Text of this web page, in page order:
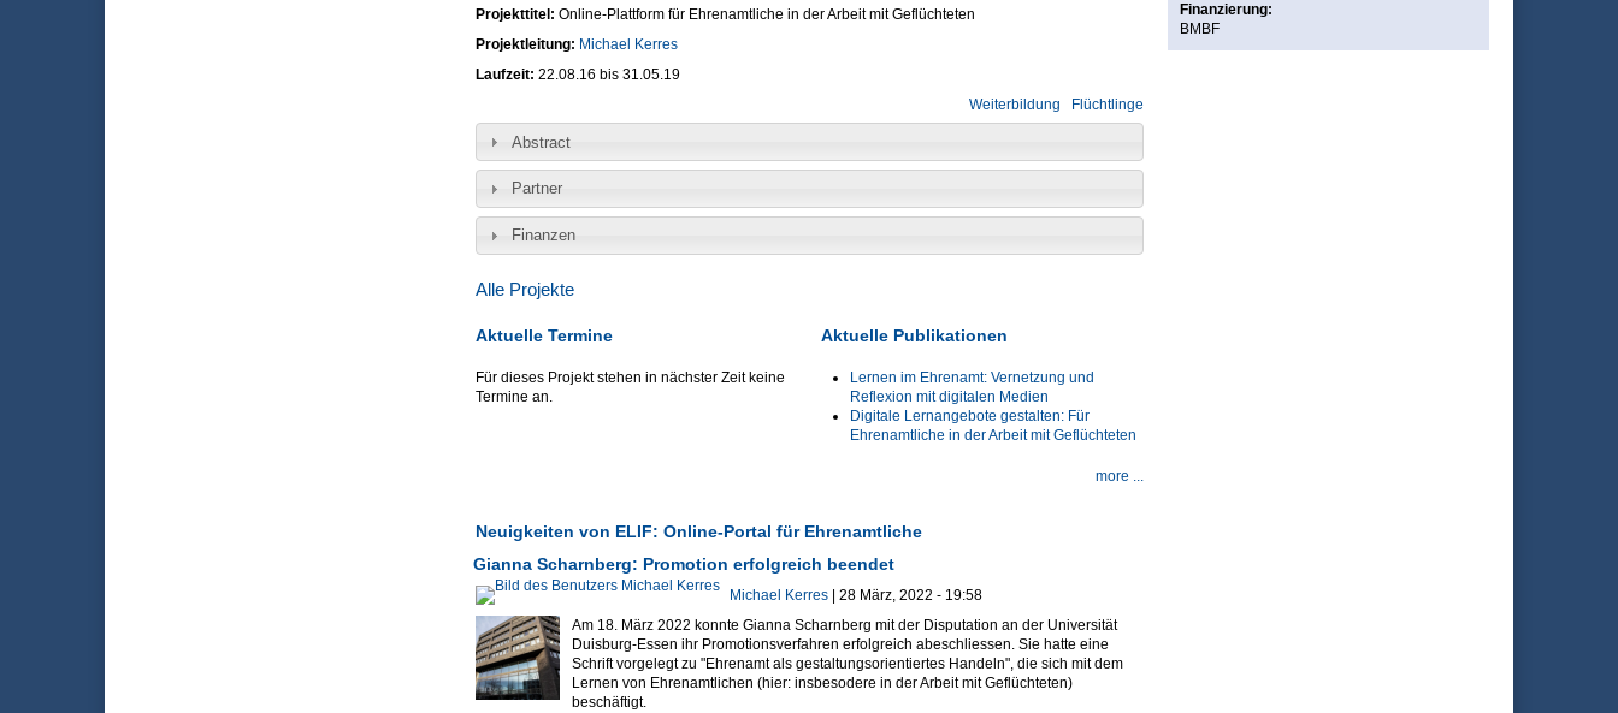
Projekttitel: Online-Plattform für Ehrenamtliche in der Arbeit mit Geflüchteten
Projektleitung: Michael Kerres
Laufzeit: 22.08.16 bis 31.05.19
Flüchtlinge
Weiterbildung
Abstract
Partner
Finanzen
Alle Projekte
Aktuelle Termine
Für dieses Projekt stehen in nächster Zeit keine
Termine an.
Aktuelle Publikationen
Lernen im Ehrenamt: Vernetzung und
Reflexion mit digitalen Medien
Digitale Lernangebote gestalten: Für
Ehrenamtliche in der Arbeit mit Geflüchteten
more ...
Neuigkeiten von ELIF: Online-Portal für Ehrenamtliche
Gianna Scharnberg: Promotion erfolgreich beendet
Michael Kerres| 28 März, 2022 - 19:58
Am 18. März 2022 konnte Gianna Scharnberg mit der Disputation an der Universität
Duisburg-Essen ihr Promotionsverfahren erfolgreich abeschliessen. Sie hatte eine
Schrift vorgelegt zu "Ehrenamt als gestaltungsorientiertes Handeln", die sich mit dem
Lernen von Ehrenamtlichen (hier: insbesodere in der Arbeit mit Geflüchteten)
beschäftigt.
Finanzierung:
BMBF